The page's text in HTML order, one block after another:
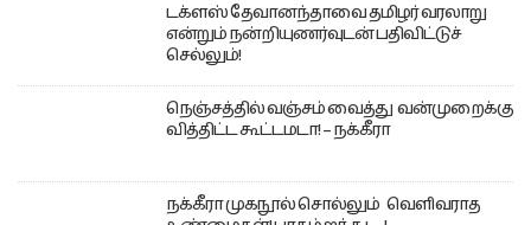
டக்ளஸ் தேவானந்தாவை தமிழர் வரலாறு
என்றும் நன்றியுணர்வுடன் பதிவிட்டுச்
செல்லும்!
நெஞ்சத்தில் வஞ்சம் வைத்து வன்முறைக்கு
வித்திட்ட கூட்டமடா! – நக்கீரா
நக்கீரா முகநூல் சொல்லும் வெளிவராத